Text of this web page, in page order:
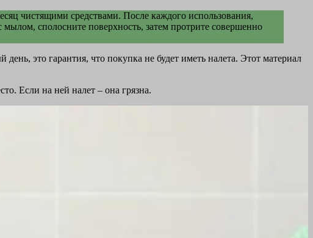
чистящими средствами. После каждого использования,
сполосните поверхность, затем протрите совершенно
это гарантия, что покупка не будет иметь налета. Этот материал
Если на ней налет – она грязна.